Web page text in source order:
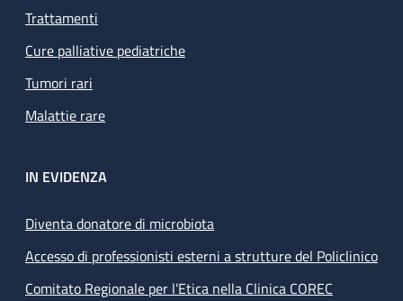
Trattamenti
Cure palliative pediatriche
Tumori rari
Malattie rare
IN EVIDENZA
Diventa donatore di microbiota
Accesso di professionisti esterni a strutture del Policlinico
Comitato Regionale per l’Etica nella Clinica COREC